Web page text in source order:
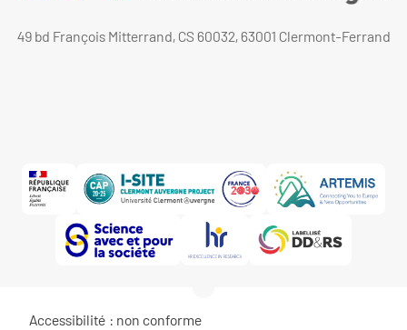
49 bd François Mitterrand, CS 60032, 63001 Clermont-Ferrand
Accessibilité : non conforme